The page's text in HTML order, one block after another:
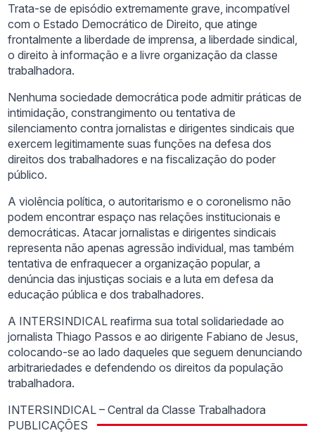
Trata-se de episódio extremamente grave, incompatível
com o Estado Democrático de Direito, que atinge
frontalmente a liberdade de imprensa, a liberdade sindical,
o direito à informação e a livre organização da classe
trabalhadora.
Nenhuma sociedade democrática pode admitir práticas de
intimidação, constrangimento ou tentativa de
silenciamento contra jornalistas e dirigentes sindicais que
exercem legitimamente suas funções na defesa dos
direitos dos trabalhadores e na fiscalização do poder
público.
A violência política, o autoritarismo e o coronelismo não
podem encontrar espaço nas relações institucionais e
democráticas. Atacar jornalistas e dirigentes sindicais
representa não apenas agressão individual, mas também
tentativa de enfraquecer a organização popular, a
denúncia das injustiças sociais e a luta em defesa da
educação pública e dos trabalhadores.
A INTERSINDICAL reafirma sua total solidariedade ao
jornalista Thiago Passos e ao dirigente Fabiano de Jesus,
colocando-se ao lado daqueles que seguem denunciando
arbitrariedades e defendendo os direitos da população
trabalhadora.
INTERSINDICAL – Central da Classe Trabalhadora
PUBLICAÇÕES